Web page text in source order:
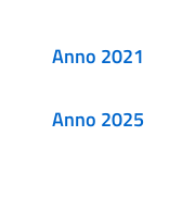
Anno 2021
Anno 2025